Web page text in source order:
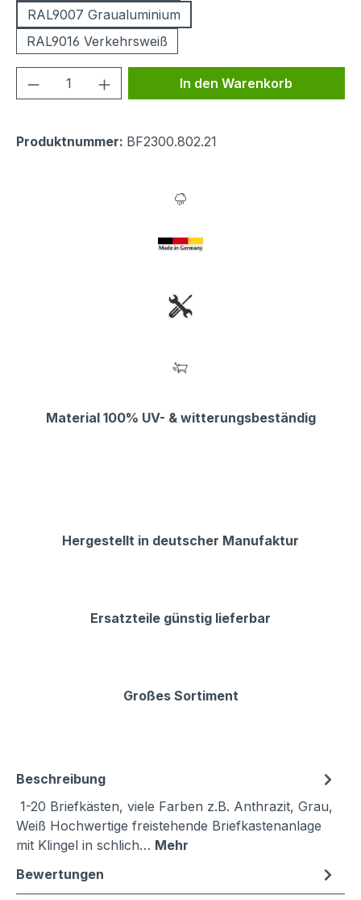
RAL9007 Graualuminium
RAL9016 Verkehrsweiß
Produkt Anzahl: Gib denIn den Warenkorb
Produktnummer: BF2300.802.21
Material 100% UV- & witterungsbeständig
Hergestellt in deutscher Manufaktur
Ersatzteile günstig lieferbar
Großes Sortiment
Beschreibung
1-20 Briefkästen, viele Farben z.B. Anthrazit, Grau,
Weiß Hochwertige freistehende Briefkastenanlage
mit Klingel in schlich… Mehr
Bewertungen